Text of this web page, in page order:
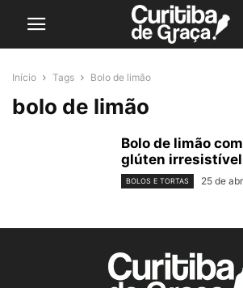
Início Tags Bolo de limão
bolo de limão
Bolo de limão
glúten irresistível
BOLOS E TORTAS 25 de